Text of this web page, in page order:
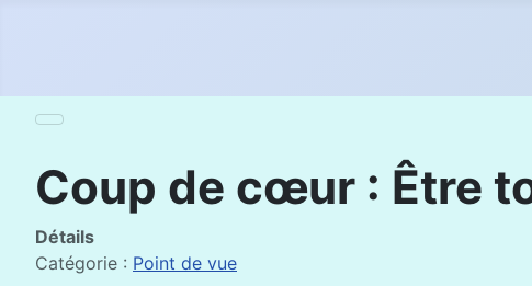
Coup de cœur : Être
Détails
Catégorie : Point de vue